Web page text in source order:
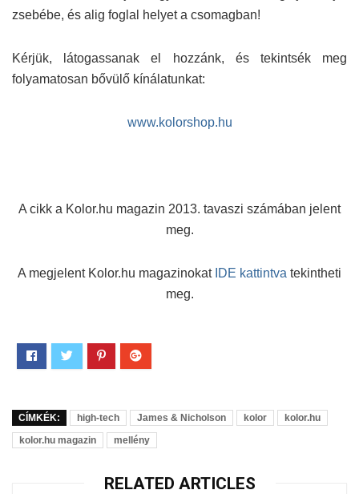
zsebébe, és alig foglal helyet a csomagban!
Kérjük, látogassanak el hozzánk, és tekintsék meg
folyamatosan bővülő kínálatunkat:
www.kolorshop.hu
A cikk a Kolor.hu magazin 2013. tavaszi számában jelent
meg.
A megjelent Kolor.hu magazinokat IDE kattintva tekintheti
meg.
CÍMKÉK: high-tech James & Nicholson kolor
kolor.hu
kolor.hu magazin
mellény
RELATED ARTICLES